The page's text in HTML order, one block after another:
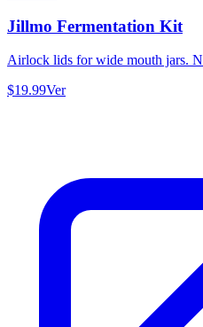
Jillmo Fermentation Kit
Airlock lids for wide mouth jars.
$19.99Ver